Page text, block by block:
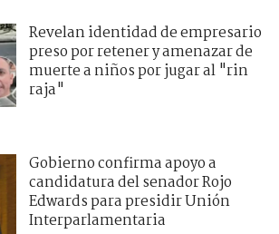
Revelan identidad de empresario
preso por retener y amenazar de
muerte a niños por jugar al "rin
raja"
Gobierno confirma apoyo a
candidatura del senador Rojo
Edwards para presidir Unión
Interparlamentaria